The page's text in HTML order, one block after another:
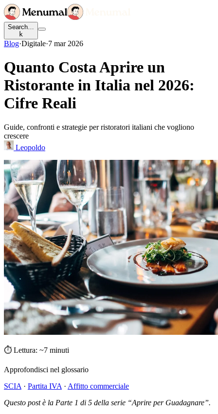
Search…
k
Blog·Digitale·7 mar 2026
Quanto Costa Aprire un
Ristorante in Italia nel 2026:
Cifre Reali
Guide, confronti e strategie per ristoratori italiani che vogliono
crescere
Leopoldo
⏱ Lettura: ~7 minuti
Approfondisci nel glossario
SCIA · Partita IVA · Affitto commerciale
Questo post è la Parte 1 di 5 della serie “Aprire per Guadagnare”.